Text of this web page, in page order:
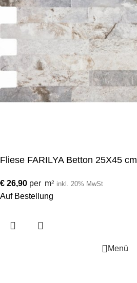
Fliese FARILYA Betton 25X45 cm
€ 26,90 per m2 inkl. 20% MwSt
Auf Bestellung
Menü